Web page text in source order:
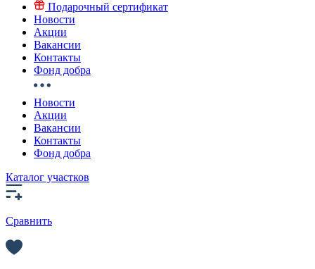
Подарочный сертификат
Новости
Акции
Вакансии
Контакты
Фонд добра
Новости
Акции
Вакансии
Контакты
Фонд добра
Каталог участков
Сравнить